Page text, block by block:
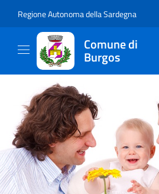
Regione Autonoma della Sardegna
Comune di
Burgos